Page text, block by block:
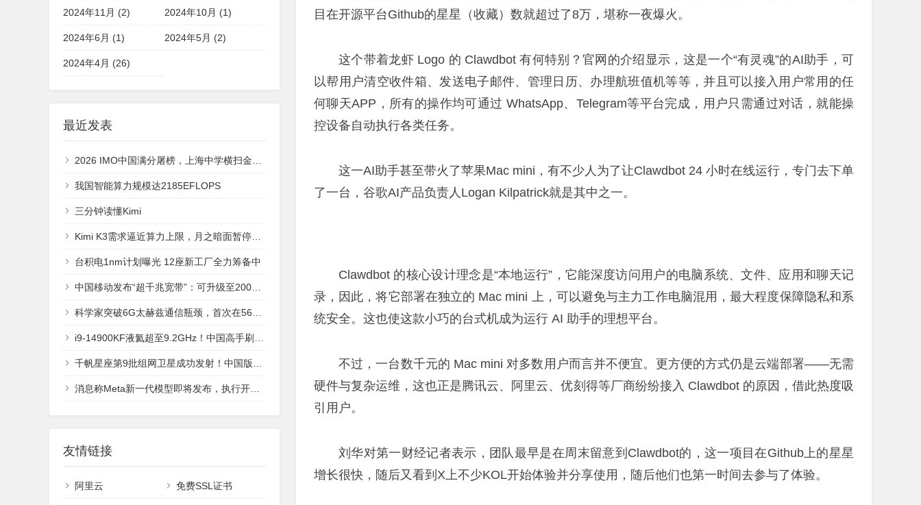
目在开源平台Github的星星（收藏）数就超过了8万，堪称一夜爆火。
这个带着龙虾 Logo 的 Clawdbot 有何特别？官网的介绍显示，这是一个“有灵魂”的AI助手，可
以帮用户清空收件箱、发送电子邮件、管理日历、办理航班值机等等，并且可以接入用户常用的任
何聊天APP，所有的操作均可通过 WhatsApp、Telegram等平台完成，用户只需通过对话，就能操
控设备自动执行各类任务。
这一AI助手甚至带火了苹果Mac mini，有不少人为了让Clawdbot 24 小时在线运行，专门去下单
了一台，谷歌AI产品负责人Logan Kilpatrick就是其中之一。
Clawdbot 的核心设计理念是“本地运行”，它能深度访问用户的电脑系统、文件、应用和聊天记
录，因此，将它部署在独立的 Mac mini 上，可以避免与主力工作电脑混用，最大程度保障隐私和系
统安全。这也使这款小巧的台式机成为运行 AI 助手的理想平台。
不过，一台数千元的 Mac mini 对多数用户而言并不便宜。更方便的方式仍是云端部署——无需
硬件与复杂运维，这也正是腾讯云、阿里云、优刻得等厂商纷纷接入 Clawdbot 的原因，借此热度吸
引用户。
刘华对第一财经记者表示，团队最早是在周末留意到Clawdbot的，这一项目在Github上的星星
增长很快，随后又看到X上不少KOL开始体验并分享使用，随后他们也第一时间去参与了体验。
2024年11月 (2) 2024年10月 (1)
2024年6月 (1) 2024年5月 (2)
2024年4月 (26)
最近发表
2026 IMO中国满分屠榜，上海中学横扫金牌！GPT-5.6再现AlphaGO时刻
我国智能算力规模达2185EFLOPS
三分钟读懂Kimi
Kimi K3需求逼近算力上限，月之暗面暂停新增订阅
台积电1nm计划曝光 12座新工厂全力筹备中
中国移动发布“超千兆宽带”：可升级至2000Mbps 彻底不卡
科学家突破6G太赫兹通信瓶颈，首次在560GHz频段实现112Gbps无线传输
i9-14900KF液氦超至9.2GHz！中国高手刷新CPU频率记录
千帆星座第9批组网卫星成功发射！中国版星链全球组网进入快车道
消息称Meta新一代模型即将发布，执行开源与闭源混合策略
友情链接
阿里云 免费SSL证书